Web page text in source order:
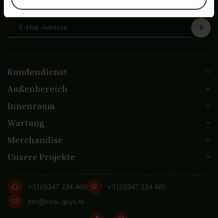
de hoogte
Kundendienst
Außenbereich
Innenraum
Wartung
Merchandise
Unsere Projekte
+31(0)347 234 460
+31(0)347 234 460
info@cool-guys.nl